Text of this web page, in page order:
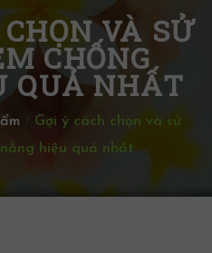
VÀ SỬ
CHỐNG
QUẢ NHẤT
Gợi ý cách chọn và sử
hiệu quả nhất